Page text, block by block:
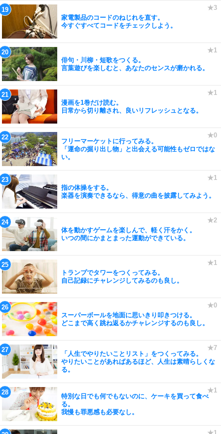
家電製品のコードのねじれを直す。
今すぐすべてコードをチェックしよう。
俳句・川柳・短歌をつくる。
言葉遊びを楽しむと、あなたのセンスが磨かれる。
漫画を1巻だけ読む。
日常から切り離され、良いリフレッシュとなる。
フリーマーケットに行ってみる。
「運命の掘り出し物」と出会える可能性もゼロではな
い。
指の体操をする。
楽器を演奏できるなら、得意の曲を披露してみよう。
体を動かすゲームを楽しんで、軽く汗をかく。
いつの間にかまとまった運動ができている。
トランプでタワーをつくってみる。
自己記録にチャレンジしてみるのも良し。
スーパーボールを地面に思いきり叩きつける。
どこまで高く跳ね返るかチャレンジするのも良し。
「人生でやりたいことリスト」をつくってみる。
やりたいことがあればあるほど、人生は素晴らしくな
る。
特別な日でも何でもないのに、ケーキを買って食べ
る。
我慢も罪悪感も必要なし。